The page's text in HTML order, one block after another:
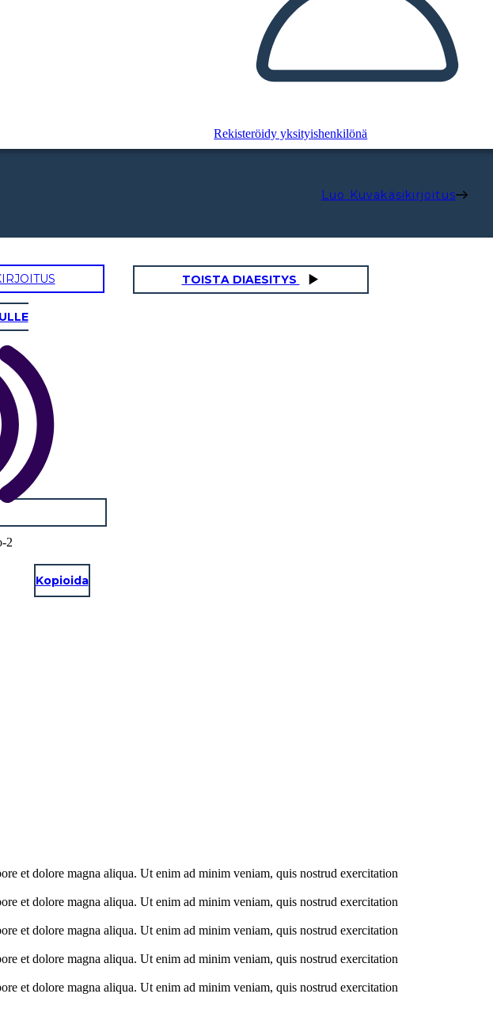
Rekisteröidy yksityishenkilönä
Luo Kuvakäsikirjoitus
TOISTA DIAESITYS
Kopioida
et dolore magna aliqua. Ut enim ad minim veniam, quis nostrud exercitation
et dolore magna aliqua. Ut enim ad minim veniam, quis nostrud exercitation
et dolore magna aliqua. Ut enim ad minim veniam, quis nostrud exercitation
et dolore magna aliqua. Ut enim ad minim veniam, quis nostrud exercitation
et dolore magna aliqua. Ut enim ad minim veniam, quis nostrud exercitation